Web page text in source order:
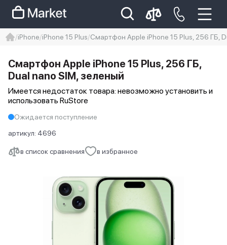
Iphone 14 pro max
айфон 14
iPhone iPhone 15 Plus Смартфон Apple iPhone 15 Plus, 256 ГБ,
в список сравнения в избранное
Смартфон Apple iPhone 15 Plus, 256 ГБ,
Dual nano SIM, зеленый
Имеется недостаток товара: невозможно установить и
использовать RuStore
Ожидается поступление
артикул: 4696